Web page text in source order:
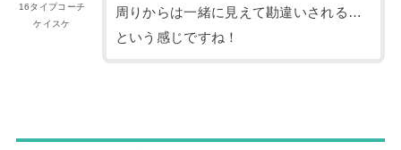
16タイプコーチ
ケイスケ
周りからは一緒に見えて勘違いされる…
という感じですね！